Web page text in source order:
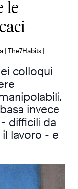
le
|The7Habits |
colloqui
invece
difficili da
lavoro - e